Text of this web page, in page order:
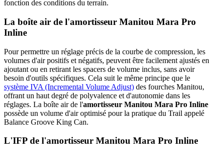
fonction des conditions du terrain.
La boîte air de l'amortisseur Manitou Mara Pro
Inline
Pour permettre un réglage précis de la courbe de compression, les
volumes d'air positifs et négatifs, peuvent être facilement ajustés en
ajoutant ou en retirant les spacers de volume inclus, sans avoir
besoin d'outils spécifiques. Cela suit le même principe que le
système IVA (Incremental Volume Adjust) des fourches Manitou,
offrant un haut degré de polyvalence et d'autonomie dans les
réglages. La boîte air de l'amortisseur Manitou Mara Pro Inline
possède un volume d'air optimisé pour la pratique du Trail appelé
Balance Groove King Can.
L'IFP de l'amortisseur Manitou Mara Pro Inline